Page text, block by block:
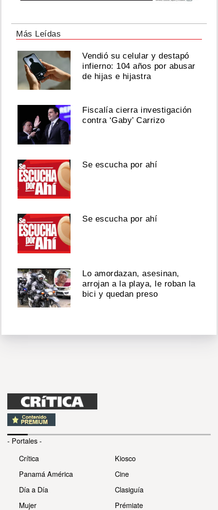
Más Leídas
Vendió su celular y destapó
infierno: 104 años por abusar
de hijas e hijastra
Fiscalía cierra investigación
contra ‘Gaby’ Carrizo
Se escucha por ahí
Se escucha por ahí
Lo amordazan, asesinan,
arrojan a la playa, le roban la
bici y quedan preso
- Portales -
Crítica
Panamá América
Día a Día
Mujer
Kiosco
Cine
Clasiguía
Prémiate